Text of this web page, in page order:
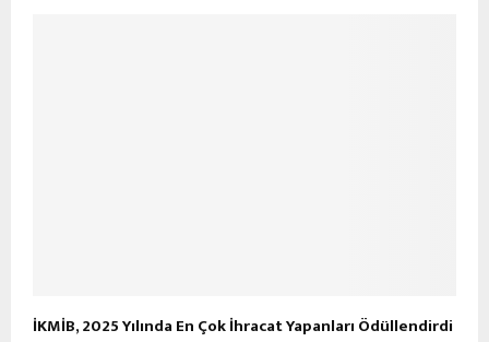
İKMİB, 2025 Yılında En Çok İhracat Yapanları Ödüllendirdi